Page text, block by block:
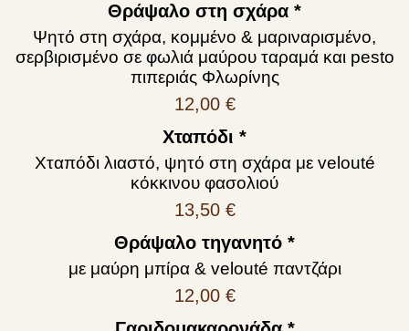
Θράψαλο στη σχάρα *
Ψητό στη σχάρα, κομμένο & μαριναρισμένο,
σερβιρισμένο σε φωλιά μαύρου ταραμά και pesto
πιπεριάς Φλωρίνης
12,00 €
Χταπόδι *
Χταπόδι λιαστό, ψητό στη σχάρα με velouté
κόκκινου φασολιού
13,50 €
Θράψαλο τηγανητό *
με μαύρη μπίρα & velouté παντζάρι
12,00 €